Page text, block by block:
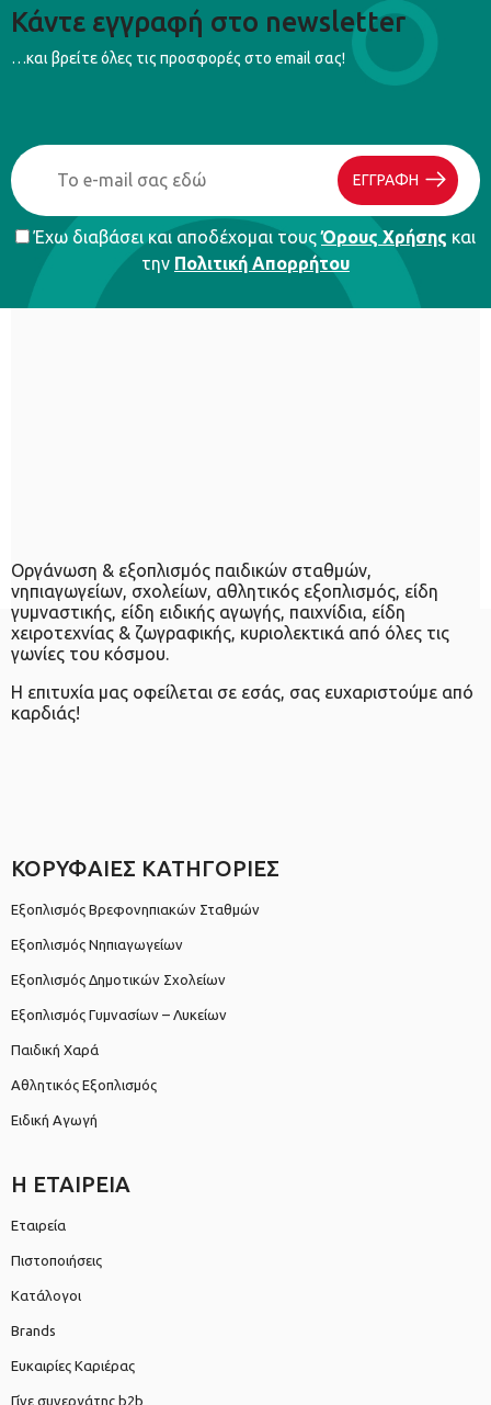
Κάντε εγγραφή στο newsletter
…και βρείτε όλες τις προσφορές στο email σας!
ΕΓΓΡΑΦΗ
Έχω διαβάσει και αποδέχομαι τουςΌρους Χρήσης και
την Πολιτική Απορρήτου
Οργάνωση & εξοπλισμός παιδικών σταθμών,
νηπιαγωγείων, σχολείων, αθλητικός εξοπλισμός, είδη
γυμναστικής, είδη ειδικής αγωγής, παιχνίδια, είδη
χειροτεχνίας & ζωγραφικής, κυριολεκτικά από όλες τις
γωνίες του κόσμου.
Η επιτυχία μας οφείλεται σε εσάς, σας ευχαριστούμε από
καρδιάς!
ΚΟΡΥΦΑΙΕΣ ΚΑΤΗΓΟΡΙΕΣ
Εξοπλισμός Βρεφονηπιακών Σταθμών
Εξοπλισμός Νηπιαγωγείων
Εξοπλισμός Δημοτικών Σχολείων
Εξοπλισμός Γυμνασίων – Λυκείων
Παιδική Χαρά
Αθλητικός Εξοπλισμός
Ειδική Αγωγή
Η ΕΤΑΙΡΕΙΑ
Εταιρεία
Πιστοποιήσεις
Κατάλογοι
Brands
Ευκαιρίες Καριέρας
Γίνε συνεργάτης b2b